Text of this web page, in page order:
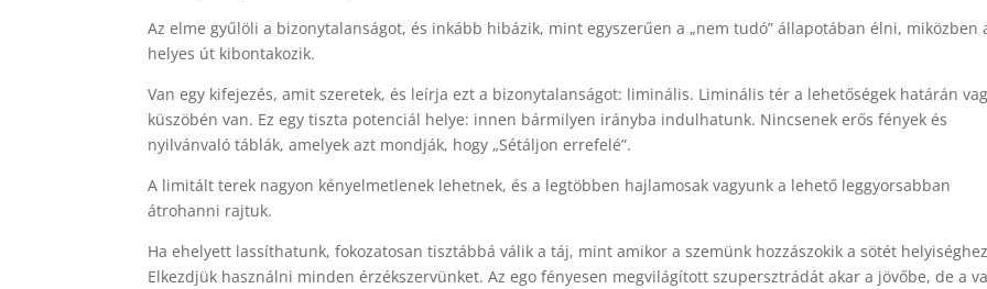
Az elme gyűlöli a bizonytalanságot, és inkább hibázik, mint egyszerűen a „nem tudó” állapotában élni, miközben
helyes út kibontakozik.
Van egy kifejezés, amit szeretek, és leírja ezt a bizonytalanságot: liminális. Liminális tér a lehetőségek határán
küszöbén van. Ez egy tiszta potenciál helye: innen bármilyen irányba indulhatunk. Nincsenek erős fények és
nyilvánvaló táblák, amelyek azt mondják, hogy „Sétáljon errefelé”.
A limitált terek nagyon kényelmetlenek lehetnek, és a legtöbben hajlamosak vagyunk a lehető leggyorsabban
átrohanni rajtuk.
Ha ehelyett lassíthatunk, fokozatosan tisztábbá válik a táj, mint amikor a szemünk hozzászokik a sötét
Elkezdjük használni minden érzékszervünket. Az ego fényesen megvilágított szupersztrádát akar a jövőbe, de a